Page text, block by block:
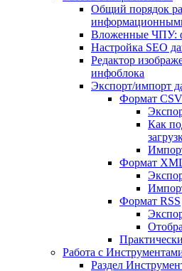
Общий порядок
Вложенные ЧПУ:
Настройка SEO
Редактор
инфоблока
Экспорт/импорт
Формат CSV
Как
Формат
Формат RSS
Работа с
Раздел